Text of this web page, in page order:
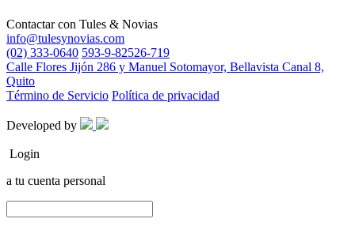
Contactar con Tules & Novias
info@tulesynovias.com
(02) 333-0640 593-9-82526-719
Calle Flores Jijón 286 y Manuel Sotomayor, Bellavista Canal 8,
Quito
Término de Servicio Política de privacidad
Developed by
Login
a tu cuenta personal